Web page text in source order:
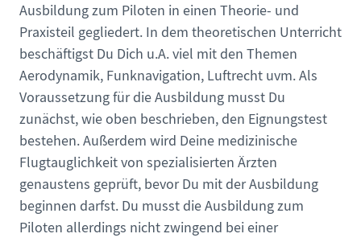
Ausbildung zum Piloten in einen Theorie- und
Praxisteil gegliedert. In dem theoretischen Unterricht
beschäftigst Du Dich u.A. viel mit den Themen
Aerodynamik, Funknavigation, Luftrecht uvm. Als
Voraussetzung für die Ausbildung musst Du
zunächst, wie oben beschrieben, den Eignungstest
bestehen. Außerdem wird Deine medizinische
Flugtauglichkeit von spezialisierten Ärzten
genaustens geprüft, bevor Du mit der Ausbildung
beginnen darfst. Du musst die Ausbildung zum
Piloten allerdings nicht zwingend bei einer